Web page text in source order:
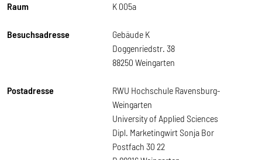
Raum K 005a
Besuchsadresse
Gebäude K
Doggenriedstr. 38
88250 Weingarten
Postadresse
RWU Hochschule Ravensburg-
Weingarten
University of Applied Sciences
Dipl. Marketingwirt Sonja Bor
Postfach 30 22